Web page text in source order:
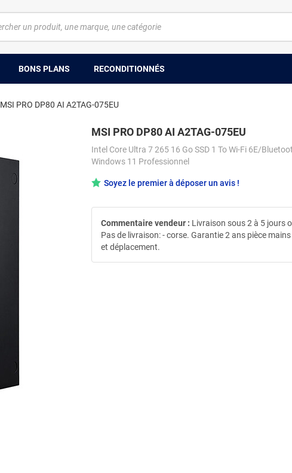
BONS PLANS RECONDITIONNÉS
MSI PRO DP80 AI A2TAG-075EU
MSI PRO DP80 AI A2TAG-075EU
Intel Core Ultra 7 265 16 Go SSD 1 To Wi-Fi 6E/
Windows 11 Professionnel
Soyez le premier à déposer un avis !
Commentaire vendeur : Livraison sous 2 à 5 jours
Pas de livraison: - corse. Garantie 2 ans pièce
et déplacement.